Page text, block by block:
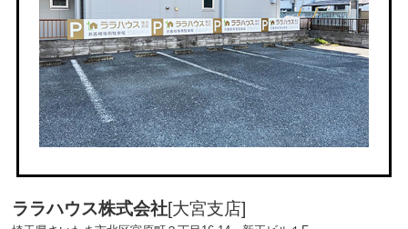
ララハウス株式会社[大宮支店]